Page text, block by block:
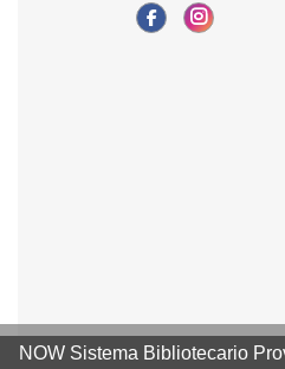
NOW Sistema Bibliotecario